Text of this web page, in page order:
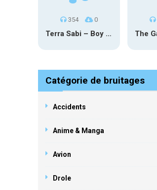
354 0
Terra Sabi – Boy Game X Marcia Cruz
Catégorie de bruitages
Accidents
Anime & Manga
Avion
Drole